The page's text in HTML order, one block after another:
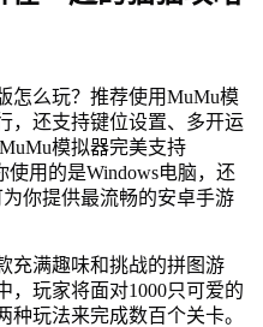
怎么玩？推荐使用MuMu模
，还支持键位设置、多开运
模拟器完美支持
使用的是Windows电脑，还
你提供最流畅的安卓手游
充满趣味和挑战的拼图游
，玩家将面对1000只可爱的
玩法来完成数百个关卡。